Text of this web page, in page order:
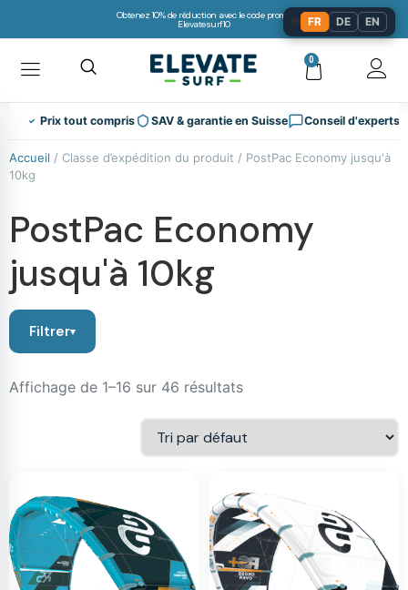
Obtenez 10% de réduction avec le code promo:
Elevatesurf10
0
Prix tout compris SAV & garantie en Suisse Conseil d'experts
Accueil / Classe d’expédition du produit / PostPac Economy jusqu'à
10kg
PostPac Economy
jusqu'à 10kg
Filtrer
Affichage de 1–16 sur 46 résultats
FR DE EN